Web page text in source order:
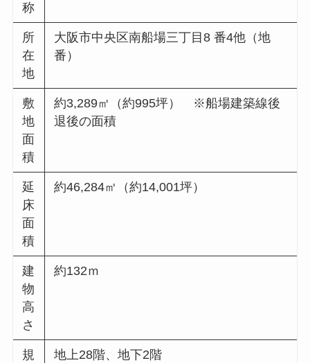
称
所
在
地
大阪市中央区南船場三丁目8 番4他（地
番）
敷
地
面
積
約3,289㎡（約995坪） ※船場建築線後
退後の面積
延
床
面
積
約46,284㎡（約14,001坪）
建
物
高
さ
約132ｍ
規
地上28階、地下2階